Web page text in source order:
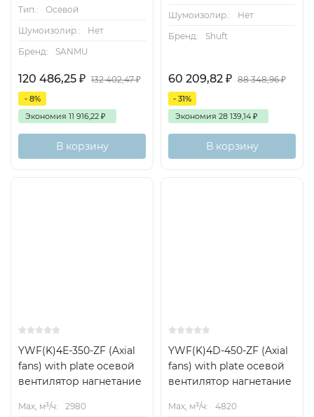
Тип.:
Осевой
Шумоизолир.:
Нет
Бренд:
SANMU
120 486,25 ₽ 132 402,47₽
- 8%
Экономия 11 916,22 ₽
В корзину
Шумоизолир.:
Нет
Бренд:
Shuft
60 209,82 ₽ 88 348,96₽
- 31%
Экономия 28 139,14 ₽
В корзину
YWF(K)4Е-350-ZF (Axial
fans) with plate осевой
вентилятор нагнетание
Max, м³/ч: 2980
YWF(K)4D-450-ZF (Axial
fans) with plate осевой
вентилятор нагнетание
Max, м³/ч: 4820